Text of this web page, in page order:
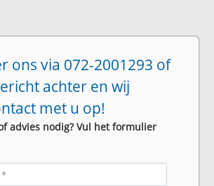
ons via 072-2001293 of
achter en wij
met u op!
advies nodig? Vul het formulier